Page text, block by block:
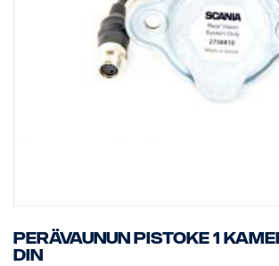
Perävaunun pistoke 1
DIN